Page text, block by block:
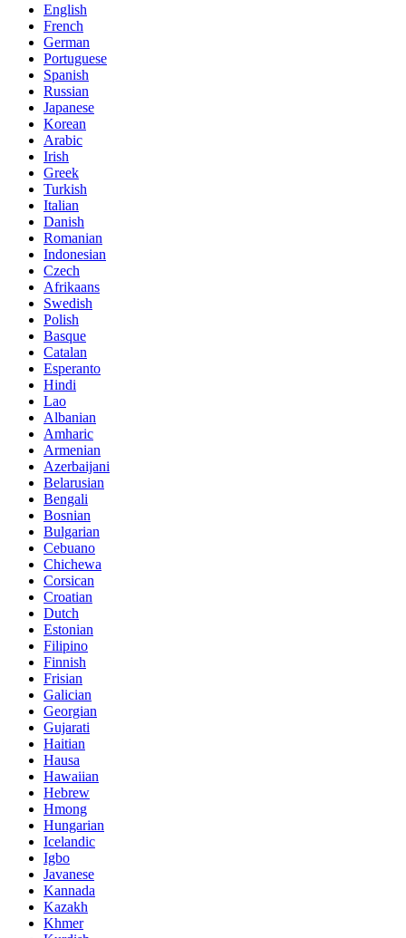
English
French
German
Portuguese
Spanish
Russian
Japanese
Korean
Arabic
Irish
Greek
Turkish
Italian
Danish
Romanian
Indonesian
Czech
Afrikaans
Swedish
Polish
Basque
Catalan
Esperanto
Hindi
Lao
Albanian
Amharic
Armenian
Azerbaijani
Belarusian
Bengali
Bosnian
Bulgarian
Cebuano
Chichewa
Corsican
Croatian
Dutch
Estonian
Filipino
Finnish
Frisian
Galician
Georgian
Gujarati
Haitian
Hausa
Hawaiian
Hebrew
Hmong
Hungarian
Icelandic
Igbo
Javanese
Kannada
Kazakh
Khmer